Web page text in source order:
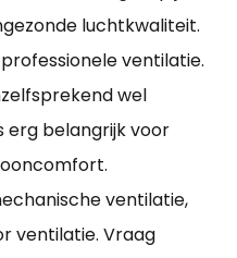
luchtkwaliteit.
ventilatie.
wel
erg belangrijk voor
ventilatie,
ventilatie. Vraag